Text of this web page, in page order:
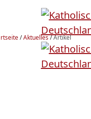
/Aktuelles/Artikel